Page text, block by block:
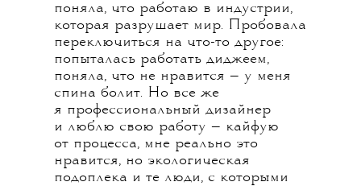
поняла, что работаю в индустрии,
которая разрушает мир. Пробовала
переключиться на что-то другое:
попыталась работать диджеем,
поняла, что не нравится — у меня
спина болит. Но все же
я профессиональный дизайнер
и люблю свою работу — кайфую
от процесса, мне реально это
нравится, но экологическая
подоплека и те люди, с которыми